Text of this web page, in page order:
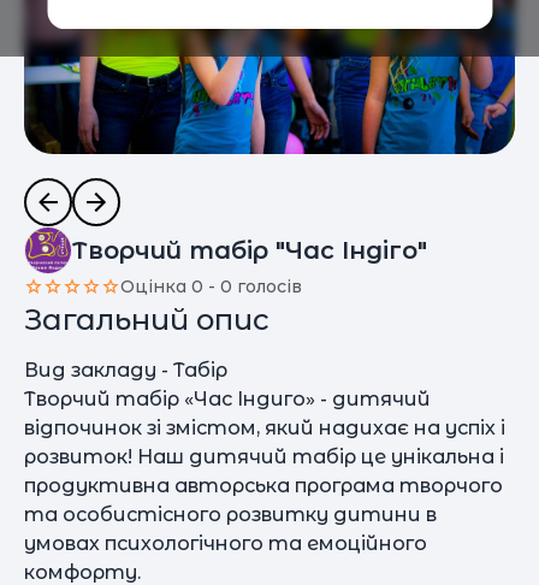
Творчий табір "Час Індіго"
Оцінка 0 - 0 голосів
Загальний опис
Вид закладу - Табір
Творчий табір «Час Індиго» - дитячий
відпочинок зі змістом, який надихає на успіх і
розвиток! Наш дитячий табір це унікальна і
продуктивна авторська програма творчого
та особистісного розвитку дитини в
умовах психологічного та емоційного
комфорту.